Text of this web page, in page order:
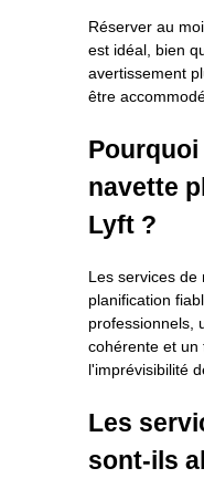
Réserver au
est idéal, bien
avertissement
être
navette
Lyft ?
Les services de
planification
professionnels,
cohérente et un
l'imprévisibilité
Les
sont-ils